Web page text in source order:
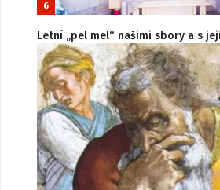
6
Letní „pel mel“ našimi sbory a s